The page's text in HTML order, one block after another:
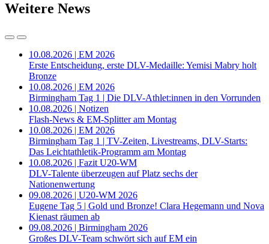
Weitere News
10.08.2026 | EM 2026
Erste Entscheidung, erste DLV-Medaille: Yemisi Mabry holt
Bronze
10.08.2026 | EM 2026
Birmingham Tag 1 | Die DLV-Athlet:innen in den Vorrunden
10.08.2026 | Notizen
Flash-News & EM-Splitter am Montag
10.08.2026 | EM 2026
Birmingham Tag 1 | TV-Zeiten, Livestreams, DLV-Starts:
Das Leichtathletik-Programm am Montag
10.08.2026 | Fazit U20-WM
DLV-Talente überzeugen auf Platz sechs der
Nationenwertung
09.08.2026 | U20-WM 2026
Eugene Tag 5 | Gold und Bronze! Clara Hegemann und Nova
Kienast räumen ab
09.08.2026 | Birmingham 2026
Großes DLV-Team schwört sich auf EM ein